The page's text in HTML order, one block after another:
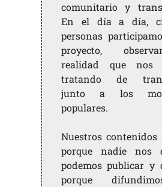
comunitario y
En el día a día,
personas
proyecto,
realidad que nos
tratando de
junto a los
populares.
Nuestros contenidos
porque nadie nos
podemos publicar y
porque